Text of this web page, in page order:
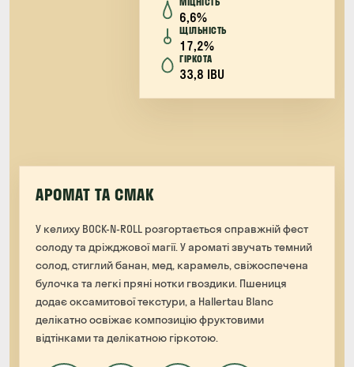
6,6%
ЩІЛЬНІСТЬ
17,2%
ГІРКОТА
33,8 IBU
АРОМАТ ТА СМАК
У келиху BOCK-N-ROLL розгортається справжній фест
солоду та дріжджової магії. У ароматі звучать темний
солод, стиглий банан, мед, карамель, свіжоспечена
булочка та легкі пряні нотки гвоздики. Пшениця
додає оксамитової текстури, а Hallertau Blanc
делікатно освіжає композицію фруктовими
відтінками та делікатною гіркотою.